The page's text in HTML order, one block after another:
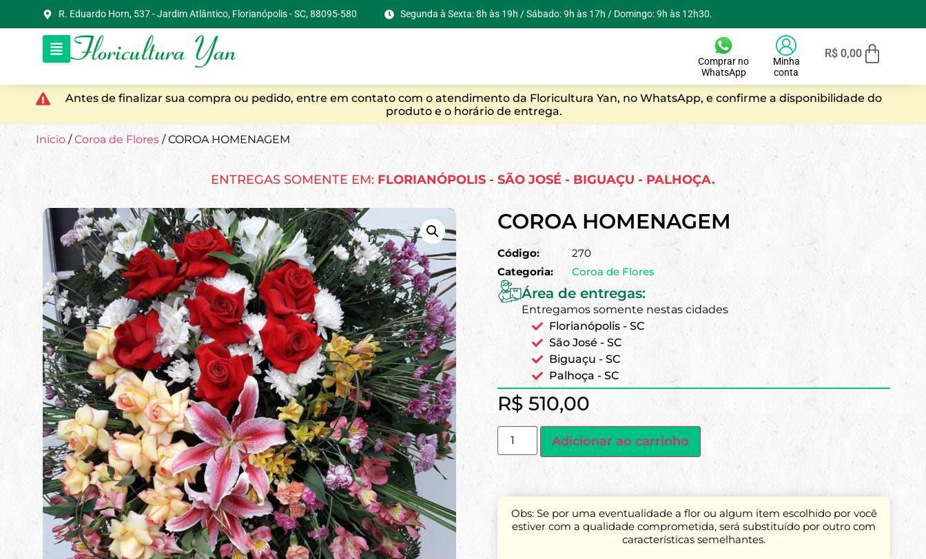
R. Eduardo Horn, 537 - Jardim Atlântico, Florianópolis - SC, 88095-580 Segunda à Sexta: 8h às 19h / Sábado: 9h às 17h / Domingo: 9h às 12h30.
Comprar no
WhatsApp
Minha
conta
R$ 0,00
Antes de finalizar sua compra ou pedido, entre em contato com o atendimento da Floricultura Yan, no WhatsApp, e confirme a disponibilidade do
produto e o horário de entrega.
Início /Coroa de Flores / COROA HOMENAGEM
ENTREGAS SOMENTE EM: FLORIANÓPOLIS - SÃO JOSÉ - BIGUAÇU - PALHOÇA.
COROA HOMENAGEM
Código:
270
Categoria:
Coroa de Flores
Área de entregas:
Entregamos somente nestas cidades
Florianópolis - SC
São José - SC
Biguaçu - SC
Palhoça - SC
R$ 510,00
Adicionar ao carrinho
Obs: Se por uma eventualidade a flor ou algum item escolhido por você
estiver com a qualidade comprometida, será substituído por outro com
características semelhantes.